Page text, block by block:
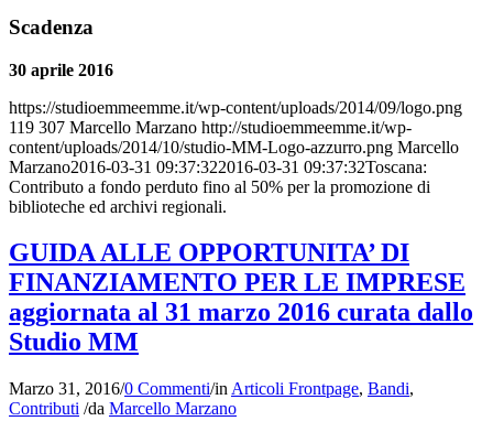
Scadenza
30 aprile 2016
https://studioemmeemme.it/wp-content/uploads/2014/09/logo.png
119 307 Marcello Marzano http://studioemmeemme.it/wp-
content/uploads/2014/10/studio-MM-Logo-azzurro.png Marcello
Marzano2016-03-31 09:37:322016-03-31 09:37:32Toscana:
Contributo a fondo perduto fino al 50% per la promozione di
biblioteche ed archivi regionali.
GUIDA ALLE OPPORTUNITA’ DI
FINANZIAMENTO PER LE IMPRESE
aggiornata al 31 marzo 2016 curata dallo
Studio MM
Marzo 31, 2016/0 Commenti/in Articoli Frontpage, Bandi,
Contributi /da Marcello Marzano